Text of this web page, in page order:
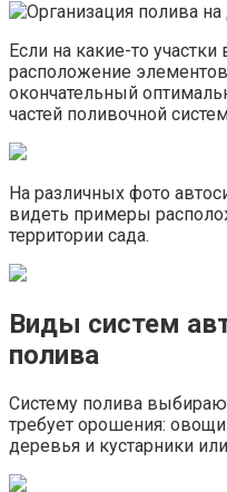
Если на какие-то участки
расположение
окончательный
частей поливочной
На различных фото
видеть примеры
территории сада.
Виды систем
полива
Систему полива
требует орошения:
деревья и кустарники